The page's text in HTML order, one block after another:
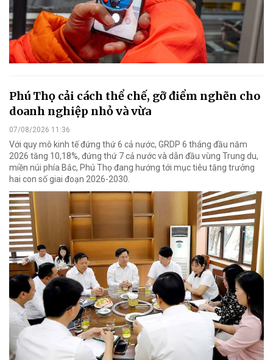
Phú Thọ cải cách thể chế, gỡ điểm nghẽn cho
doanh nghiệp nhỏ và vừa
07/08/2026 11:36
Với quy mô kinh tế đứng thứ 6 cả nước, GRDP 6 tháng đầu năm
2026 tăng 10,18%, đứng thứ 7 cả nước và dẫn đầu vùng Trung du,
miền núi phía Bắc, Phú Thọ đang hướng tới mục tiêu tăng trưởng
hai con số giai đoạn 2026-2030.